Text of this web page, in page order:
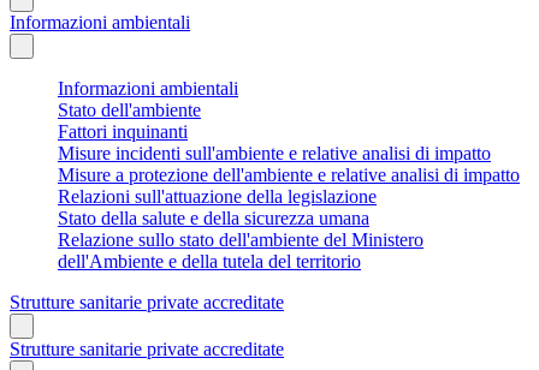
Informazioni ambientali
Informazioni ambientali
Stato dell'ambiente
Fattori inquinanti
Misure incidenti sull'ambiente e relative analisi di impatto
Misure a protezione dell'ambiente e relative analisi di impatto
Relazioni sull'attuazione della legislazione
Stato della salute e della sicurezza umana
Relazione sullo stato dell'ambiente del Ministero
dell'Ambiente e della tutela del territorio
Strutture sanitarie private accreditate
Strutture sanitarie private accreditate